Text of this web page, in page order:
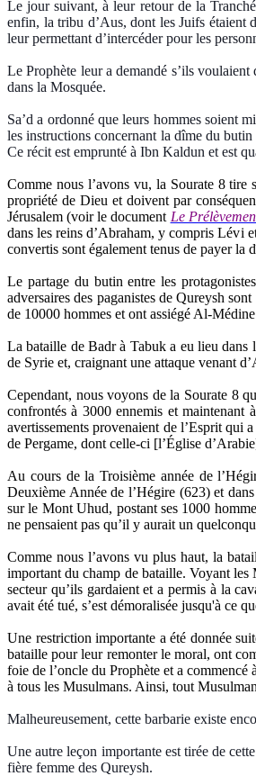
Le jour suivant, à leur retour de la
enfin, la tribu d’Aus, dont les Juifs étaient
leur permettant d’intercéder pour les
Le Prophète leur a demandé s’ils
dans la Mosquée.
Sa’d a ordonné que leurs hommes soient
les instructions concernant la dîme du
Ce récit est emprunté à Ibn Kaldun et est
Comme nous l’avons vu, la Sourate 8 tire
propriété de Dieu et doivent par
Jérusalem (voir le document Le
dans les reins d’Abraham, y compris Lévi
convertis sont également tenus de payer la
Le partage du butin entre les
adversaires des paganistes de Qureysh
de 10000 hommes et ont assiégé Al-
La bataille de Badr à Tabuk a eu lieu dans
de Syrie et, craignant une attaque venant
Cependant, nous voyons de la Sourate 8
confrontés à 3000 ennemis et
avertissements provenaient de l’Esprit qui
de Pergame, dont celle-ci [l’Église
Au cours de la Troisième année de
Deuxième Année de l’Hégire (623) et
sur le Mont Uhud, postant ses 1000
ne pensaient pas qu’il y aurait un
Comme nous l’avons vu plus haut, la
important du champ de bataille. Voyant les
secteur qu’ils gardaient et a permis à la
avait été tué, s’est démoralisée jusqu'à ce
Une restriction importante a été donnée
bataille pour leur remonter le moral, ont
foie de l’oncle du Prophète et a
à tous les Musulmans. Ainsi, tout
Malheureusement, cette barbarie existe
Une autre leçon importante est tirée de
fière femme des Qureysh.